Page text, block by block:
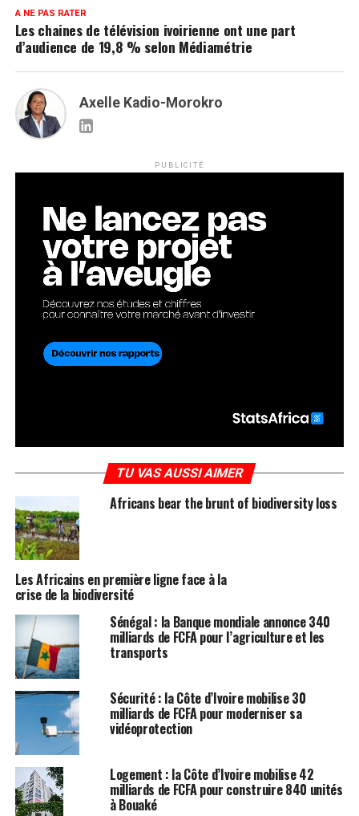
A NE PAS RATER
Les chaines de télévision ivoirienne ont une part
d’audience de 19,8 % selon Médiamétrie
Axelle Kadio-Morokro
PUBLICITÉ
TU VAS AUSSI AIMER
Africans bear the brunt of biodiversity loss
Les Africains en première ligne face à la
crise de la biodiversité
Sénégal : la Banque mondiale annonce 340
milliards de FCFA pour l’agriculture et les
transports
Sécurité : la Côte d’Ivoire mobilise 30
milliards de FCFA pour moderniser sa
vidéoprotection
Logement : la Côte d’Ivoire mobilise 42
milliards de FCFA pour construire 840 unités
à Bouaké